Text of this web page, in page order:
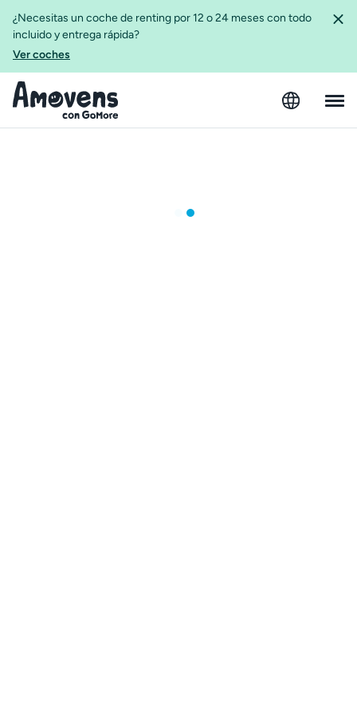
¿Necesitas un coche de renting por 12 o 24 meses con todo
incluido y entrega rápida?
Ver coches